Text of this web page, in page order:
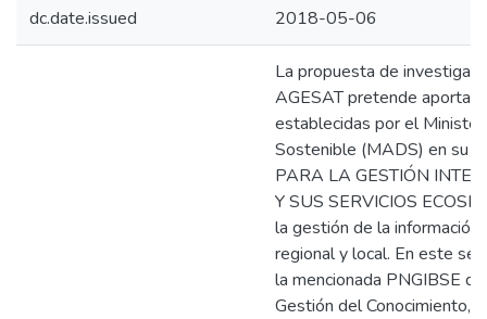
dc.date.issued 2018-05-06
La propuesta de
AGESAT pretende aportar
establecidas por el
Sostenible (MADS) en su
PARA LA GESTIÓN
Y SUS SERVICIOS
la gestión de la información
regional y local. En este
la mencionada PNGIBSE
Gestión del Conocimiento,